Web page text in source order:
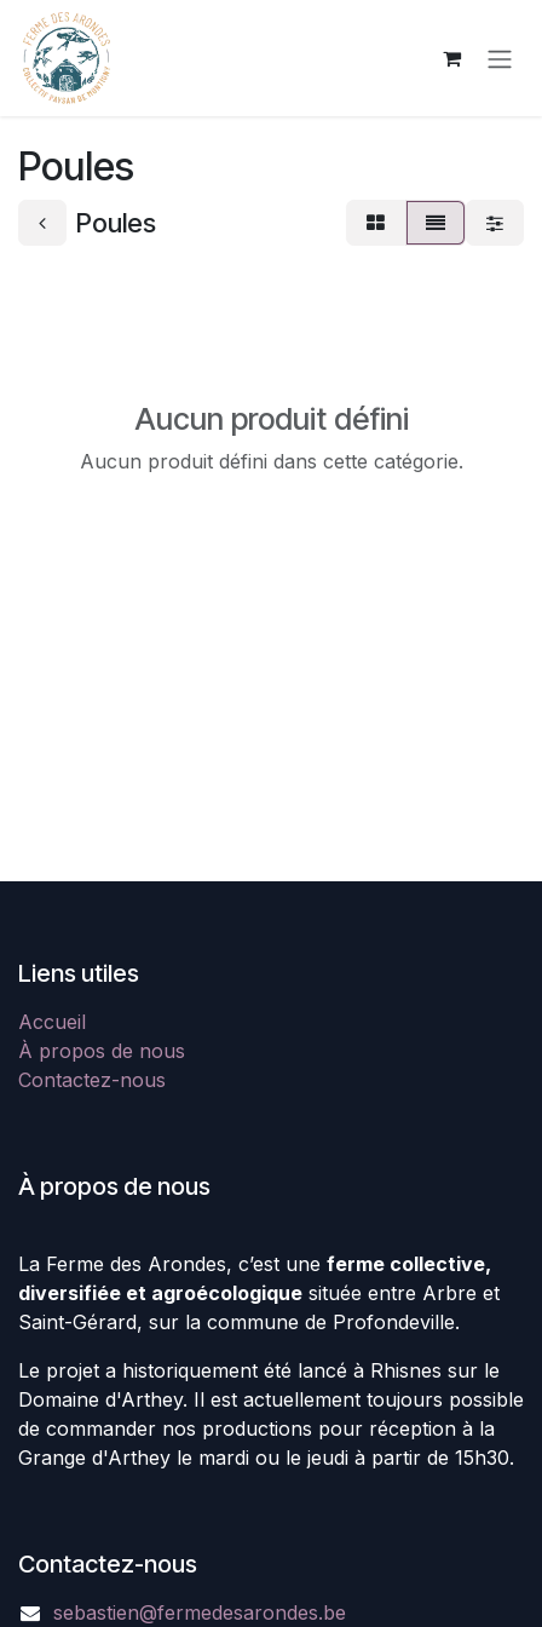
Se rendre au contenu
Poules
Poules
Aucun produit défini
Aucun produit défini dans cette catégorie.
Liens utiles
Accueil
À propos de nous
Contactez-nous
À propos de nous
La Ferme des Arondes, c’est une ferme collective,
diversifiée et agroécologique située entre Arbre et
Saint-Gérard, sur la commune de Profondeville.
Le projet a historiquement été lancé à Rhisnes sur le
Domaine d'Arthey. Il est actuellement toujours possible
de commander nos productions pour réception à la
Grange d'Arthey le mardi ou le jeudi à partir de 15h30.
Contactez-nous
sebastien@fermedesarondes.be